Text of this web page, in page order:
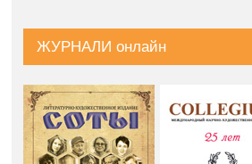
ЖУРНАЛИ онлайн